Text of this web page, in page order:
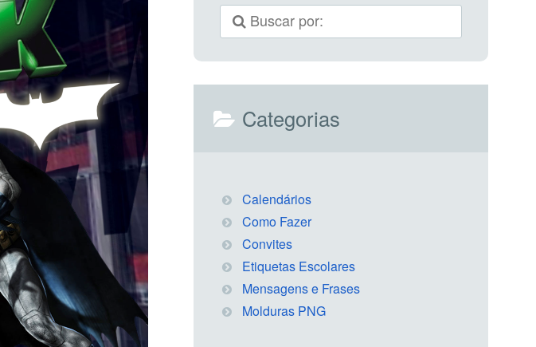
Categorias
Calendários
Como Fazer
Convites
Etiquetas Escolares
Mensagens e Frases
Molduras PNG